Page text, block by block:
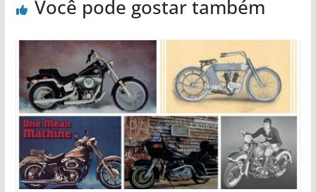
Você pode gostar também